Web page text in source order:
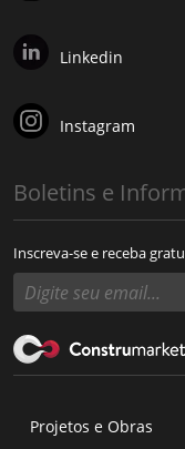
Linkedin
Instagram
Boletins e
Inscreva-se e receba
Projetos e Obras